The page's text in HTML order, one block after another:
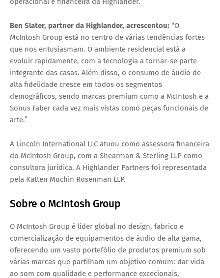
Ben Slater, partner da Highlander, acrescentou: “O
McIntosh Group está no centro de várias tendências fortes
que nos entusiasmam. O ambiente residencial está a
evoluir rapidamente, com a tecnologia a tornar-se parte
integrante das casas. Além disso, o consumo de áudio de
alta fidelidade cresce em todos os segmentos
demográficos, sendo marcas premium como a McIntosh e a
Sonus Faber cada vez mais vistas como peças funcionais de
arte.”
A Lincoln International LLC atuou como assessora financeira
do McIntosh Group, com a Shearman & Sterling LLP como
consultora jurídica. A Highlander Partners foi representada
pela Katten Muchin Rosenman LLP.
Sobre o McIntosh Group
O McIntosh Group é líder global no design, fabrico e
comercialização de equipamentos de áudio de alta gama,
oferecendo um vasto portefólio de produtos premium sob
várias marcas que partilham um objetivo comum: dar vida
ao som com qualidade e performance excecionais,